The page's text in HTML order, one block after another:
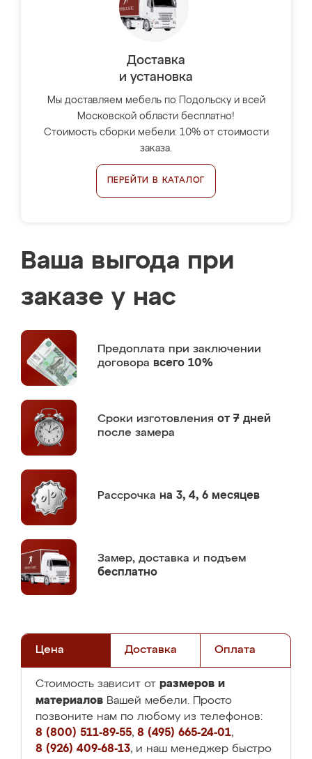
Доставка
и установка
Мы доставляем мебель по Подольску и всей
Московской области бесплатно!
Стоимость сборки мебели: 10% от стоимости
заказа.
ПЕРЕЙТИ В КАТАЛОГ
Ваша выгода при
заказе у нас
Предоплата при заключении
договора всего 10%
Сроки изготовления от 7 дней
после замера
Рассрочка на 3, 4, 6 месяцев
Замер, доставка и подъем
бесплатно
Цена Доставка Оплата
Стоимость зависит от размеров и
материалов Вашей мебели. Просто
позвоните нам по любому из телефонов:
8 (800) 511-89-55, 8 (495) 665-24-01,
8 (926) 409-68-13, и наш менеджер быстро